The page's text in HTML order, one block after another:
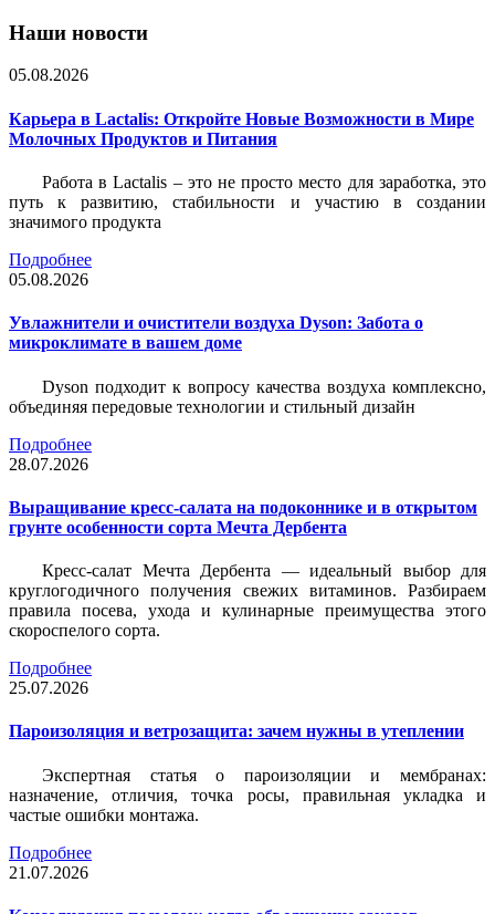
Наши новости
05.08.2026
Карьера в Lactalis: Откройте Новые Возможности в Мире
Молочных Продуктов и Питания
Работа в Lactalis – это не просто место для заработка, это
путь к развитию, стабильности и участию в создании
значимого продукта
Подробнее
05.08.2026
Увлажнители и очистители воздуха Dyson: Забота о
микроклимате в вашем доме
Dyson подходит к вопросу качества воздуха комплексно,
объединяя передовые технологии и стильный дизайн
Подробнее
28.07.2026
Выращивание кресс-салата на подоконнике и в открытом
грунте особенности сорта Мечта Дербента
Кресс-салат Мечта Дербента — идеальный выбор для
круглогодичного получения свежих витаминов. Разбираем
правила посева, ухода и кулинарные преимущества этого
скороспелого сорта.
Подробнее
25.07.2026
Пароизоляция и ветрозащита: зачем нужны в утеплении
Экспертная статья о пароизоляции и мембранах:
назначение, отличия, точка росы, правильная укладка и
частые ошибки монтажа.
Подробнее
21.07.2026